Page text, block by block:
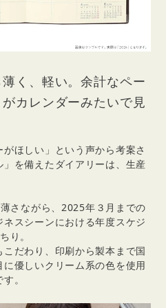
く、軽い。余計なペー
カレンダーみたいで見
がほしい」という声から考案さ
を備えたダイアリーは、生産
さながら、2025年３月までの
スシーンにおける年度スケジ
り。
だわり、印刷から製本まで国
優しいクリーム系の色を使用
。